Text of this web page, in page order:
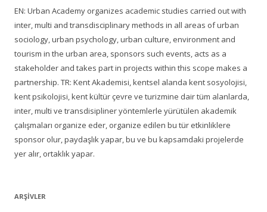
EN: Urban Academy organizes academic studies carried out with
inter, multi and transdisciplinary methods in all areas of urban
sociology, urban psychology, urban culture, environment and
tourism in the urban area, sponsors such events, acts as a
stakeholder and takes part in projects within this scope makes a
partnership. TR: Kent Akademisi, kentsel alanda kent sosyolojisi,
kent psikolojisi, kent kültür çevre ve turizmine dair tüm alanlarda,
inter, multi ve transdisipliner yöntemlerle yürütülen akademik
çalışmaları organize eder, organize edilen bu tür etkinliklere
sponsor olur, paydaşlık yapar, bu ve bu kapsamdaki projelerde
yer alır, ortaklık yapar.
ARŞIVLER